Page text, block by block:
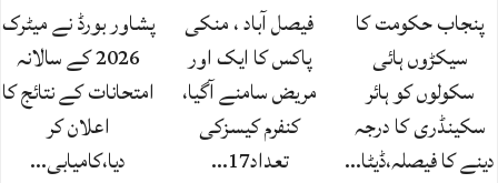
پنجاب حکومت کا
سیکڑوں ہائی
سکولوں کو ہائر
سکینڈری کا درجہ
دینے کا فیصلہ،ڈیٹا…
فیصل آباد ، منکی
پاکس کا ایک اور
مریض سامنے آگیا،
کنفرم کیسزکی
تعداد17…
پشاور بورڈ نے میٹرک
2026 کے سالانہ
امتحانات کے نتائج کا
اعلان کر
دیا،کامیابی…